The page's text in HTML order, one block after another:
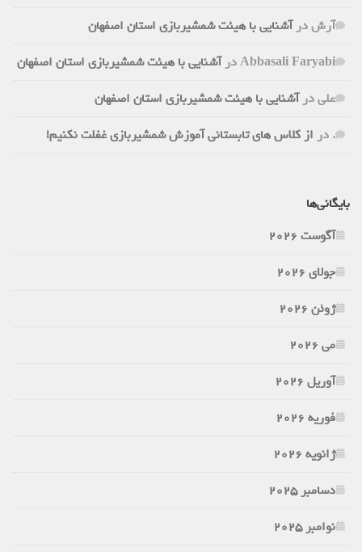
آرشدرآشنایی با هیئت شمشیربازی استان اصفهان
Abbasali Faryabiدرآشنایی با هیئت شمشیربازی استان اصفهان
علیدرآشنایی با هیئت شمشیربازی استان اصفهان
. در از کلاس های تابستانی آموزش شمشیربازی غفلت نکنیم!
بایگانی‌ها
آگوست 2026
جولای 2026
ژوئن 2026
می 2026
آوریل 2026
فوریه 2026
ژانویه 2026
دسامبر 2025
نوامبر 2025